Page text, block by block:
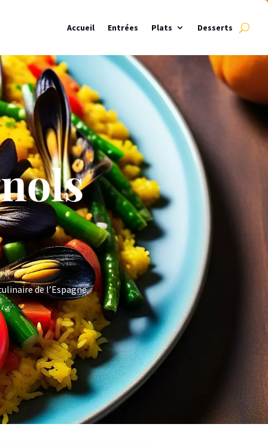
Accueil Entrées Plats Desserts
de l’Espagne.